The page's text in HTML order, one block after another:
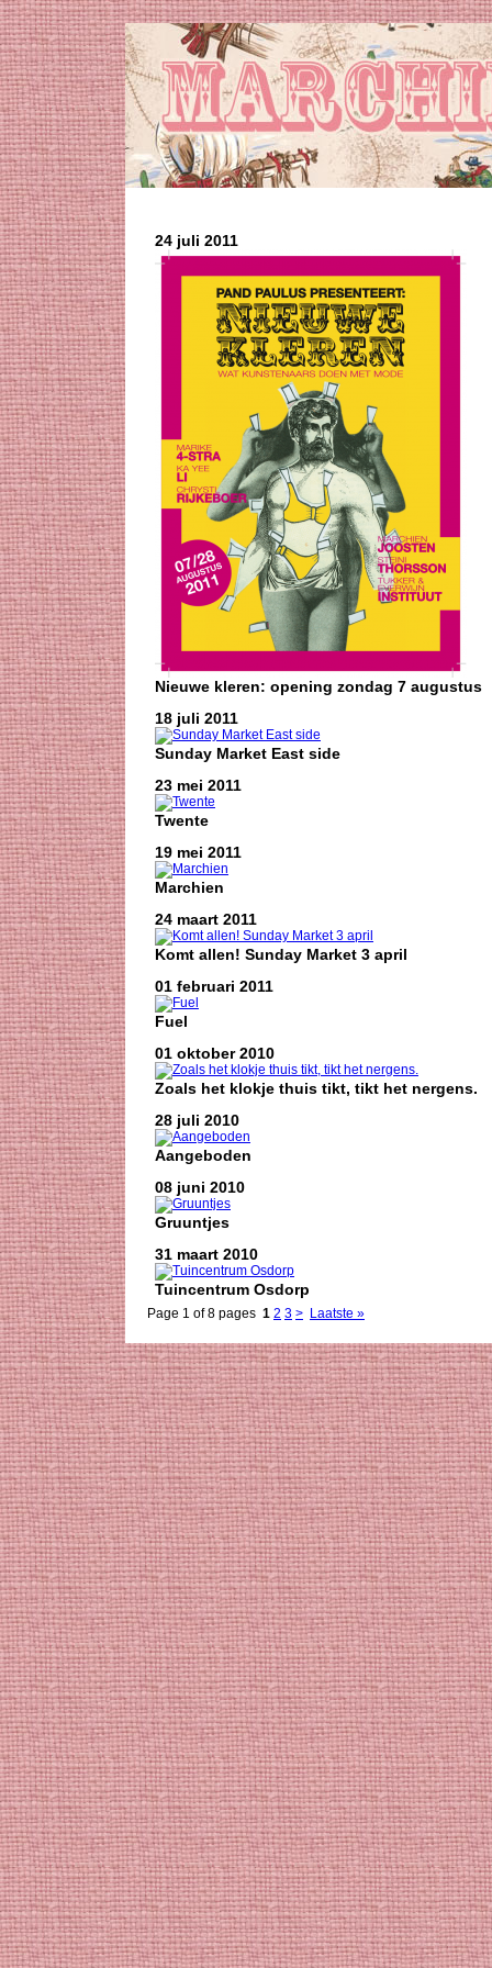
24 juli 2011
Nieuwe kleren: opening zondag 7 augustus
18 juli 2011
Sunday Market East side
23 mei 2011
Twente
19 mei 2011
Marchien
24 maart 2011
Komt allen! Sunday Market 3 april
01 februari 2011
Fuel
01 oktober 2010
Zoals het klokje thuis tikt, tikt het nergens.
28 juli 2010
Aangeboden
08 juni 2010
Gruuntjes
31 maart 2010
Tuincentrum Osdorp
Page 1 of 8 pages 1 2 3 > Laatste »